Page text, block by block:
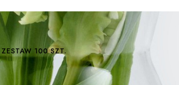
100 SZT.